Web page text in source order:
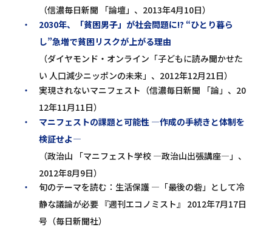
（信濃毎日新聞 「論壇」、2013年4月10日）
2030年、「貧困男子」が社会問題に!? “ひとり暮ら
し”急増で貧困リスクが上がる理由
（ダイヤモンド・オンライン「子どもに読み聞かせた
い 人口減少ニッポンの未来」、2012年12月21日）
実現されないマニフェスト（信濃毎日新聞 「論」、20
12年11月11日）
マニフェストの課題と可能性 ―作成の手続きと体制を
検証せよ―
（政治山 「マニフェスト学校 ―政治山出張講座―」、
2012年8月9日）
旬のテーマを読む：生活保護 ―「最後の砦」として冷
静な議論が必要 『週刊エコノミスト』 2012年7月17日
号（毎日新聞社）